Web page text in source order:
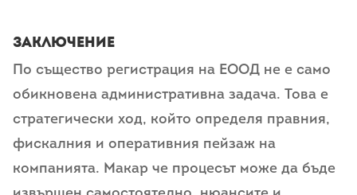
Заключение
По същество регистрация на ЕООД не е само
обикновена административна задача. Това е
стратегически ход, който определя правния,
фискалния и оперативния пейзаж на
компанията. Макар че процесът може да бъде